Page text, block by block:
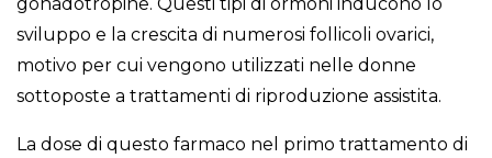
gonadotropine. Questi tipi di ormoni inducono lo
sviluppo e la crescita di numerosi follicoli ovarici,
motivo per cui vengono utilizzati nelle donne
sottoposte a trattamenti di riproduzione assistita.
La dose di questo farmaco nel primo trattamento di